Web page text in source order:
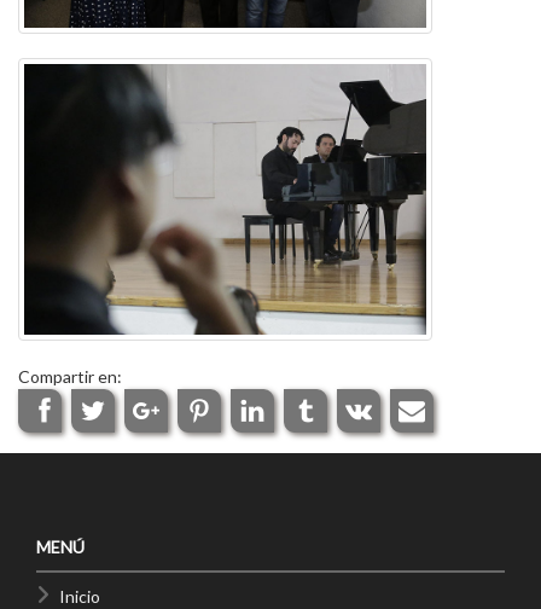
Compartir en:
MENÚ
Inicio